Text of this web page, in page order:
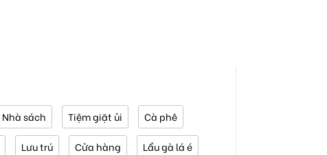
Nhà sách Tiệm giặt ủi Cà phê
Lưu trú Cửa hàng Lẩu gà lá é